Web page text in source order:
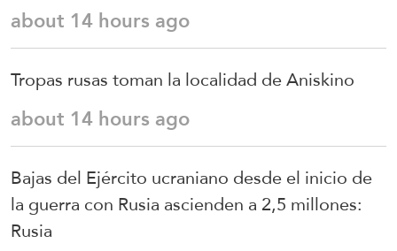
about 14 hours ago
Tropas rusas toman la localidad de Aniskino
about 14 hours ago
Bajas del Ejército ucraniano desde el inicio de
la guerra con Rusia ascienden a 2,5 millones:
Rusia